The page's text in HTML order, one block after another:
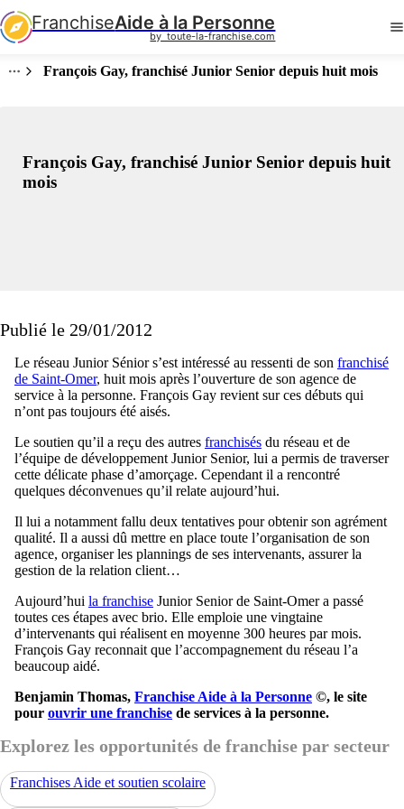
FranchiseAide à la Personne
by  toute-la-franchise.com
François Gay, franchisé Junior Senior depuis huit mois
François Gay, franchisé Junior Senior depuis huit
mois
Publié le 29/01/2012
Le réseau Junior Sénior s’est intéressé au ressenti de son franchisé
de Saint-Omer, huit mois après l’ouverture de son agence de
service à la personne. François Gay revient sur ces débuts qui
n’ont pas toujours été aisés.
Le soutien qu’il a reçu des autres franchisés du réseau et de
l’équipe de développement Junior Senior, lui a permis de traverser
cette délicate phase d’amorçage. Cependant il a rencontré
quelques déconvenues qu’il relate aujourd’hui.
Il lui a notamment fallu deux tentatives pour obtenir son agrément
qualité. Il a aussi dû mettre en place toute l’organisation de son
agence, organiser les plannings de ses intervenants, assurer la
gestion de la relation client…
Aujourd’hui la franchise Junior Senior de Saint-Omer a passé
toutes ces étapes avec brio. Elle emploie une vingtaine
d’intervenants qui réalisent en moyenne 300 heures par mois.
François Gay reconnait que l’accompagnement du réseau l’a
beaucoup aidé.
Benjamin Thomas, Franchise Aide à la Personne ©, le site
pour ouvrir une franchise de services à la personne.
Explorez les opportunités de franchise par secteur
Franchises Aide et soutien scolaire